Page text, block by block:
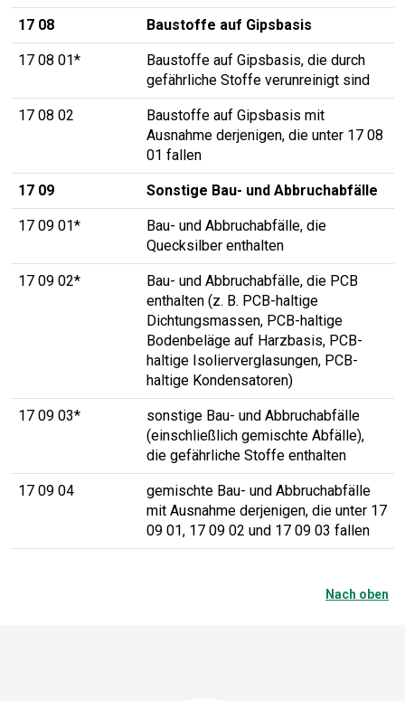
17 08 Baustoffe auf Gipsbasis
17 08 01*
Baustoffe auf Gipsbasis, die durch
gefährliche Stoffe verunreinigt sind
17 08 02
Baustoffe auf Gipsbasis mit
Ausnahme derjenigen, die unter 17 08
01 fallen
17 09 Sonstige Bau- und Abbruchabfälle
17 09 01*
Bau- und Abbruchabfälle, die
Quecksilber enthalten
17 09 02*
Bau- und Abbruchabfälle, die PCB
enthalten (z. B. PCB-haltige
Dichtungsmassen, PCB-haltige
Bodenbeläge auf Harzbasis, PCB-
haltige Isolierverglasungen, PCB-
haltige Kondensatoren)
17 09 03*
sonstige Bau- und Abbruchabfälle
(einschließlich gemischte Abfälle),
die gefährliche Stoffe enthalten
17 09 04
gemischte Bau- und Abbruchabfälle
mit Ausnahme derjenigen, die unter 17
09 01, 17 09 02 und 17 09 03 fallen
Nach oben